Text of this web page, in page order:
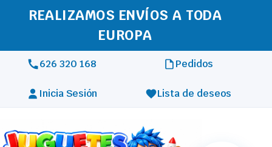
REALIZAMOS ENVÍOS A TODA
EUROPA
626 320 168 Pedidos
Inicia Sesión Lista de deseos